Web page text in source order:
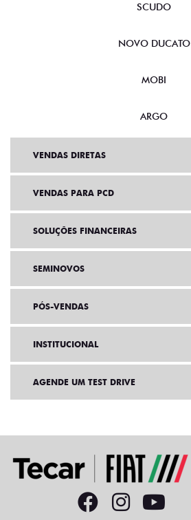
SCUDO
NOVO DUCATO
MOBI
ARGO
VENDAS DIRETAS
VENDAS PARA PCD
SOLUÇÕES FINANCEIRAS
SEMINOVOS
PÓS-VENDAS
INSTITUCIONAL
AGENDE UM TEST DRIVE